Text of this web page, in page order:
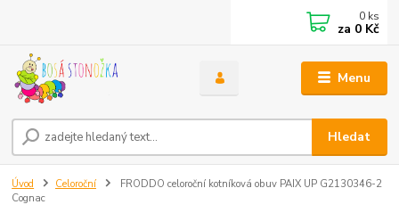
Menu
Hledat
0 ks
za 0 Kč
Úvod Celoroční
FRODDO celoroční kotníková obuv PAIX UP G2130346-2
Cognac